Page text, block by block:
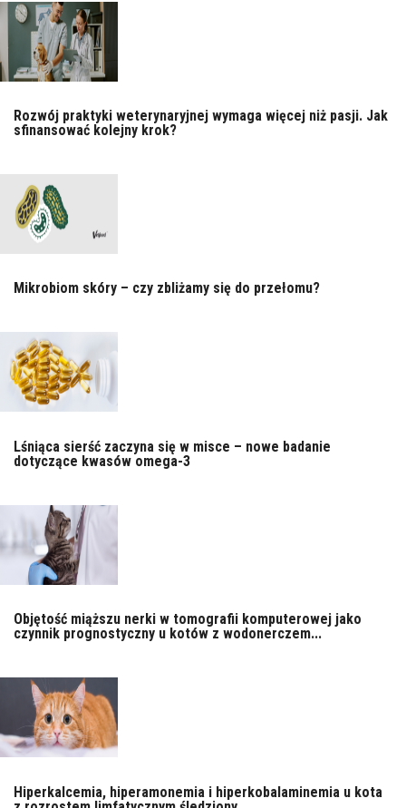
Rozwój praktyki weterynaryjnej wymaga więcej niż pasji. Jak
sfinansować kolejny krok?
Mikrobiom skóry – czy zbliżamy się do przełomu?
Lśniąca sierść zaczyna się w misce – nowe badanie
dotyczące kwasów omega-3
Objętość miąższu nerki w tomografii komputerowej jako
czynnik prognostyczny u kotów z wodonerczem...
Hiperkalcemia, hiperamonemia i hiperkobalaminemia u kota